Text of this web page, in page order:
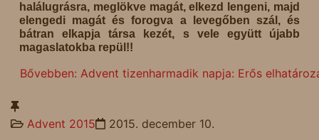
halálugrásra, meglökve magát, elkezd lengeni, majd
elengedi magát és forogva a levegőben szál, és
bátran elkapja társa kezét, s vele együtt újabb
magaslatokba repül!!
Bővebben: Advent tizenharmadik napja: Erős
Advent 2015
2015. december 10.